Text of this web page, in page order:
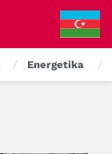
Energetika